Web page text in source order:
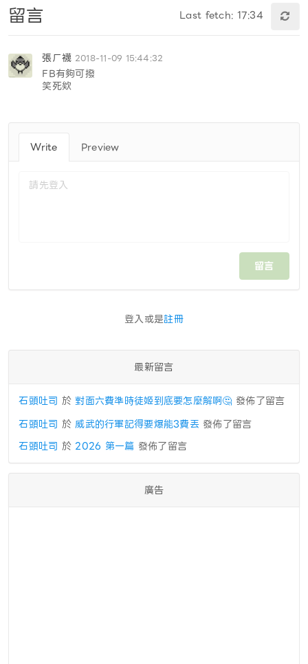
留言 Last fetch: 17:34
張ㄏ襪 2018-11-09 15:44:32
FB有夠可撥
笑死欸
Write Preview
留言
登入或是註冊
最新留言
石頭吐司 於對面六費準時徒姬到底要怎麼解啊🤔 發佈了留言
石頭吐司 於威武的行軍記得要爆能3費丟 發佈了留言
石頭吐司 於2026 第一篇 發佈了留言
廣告